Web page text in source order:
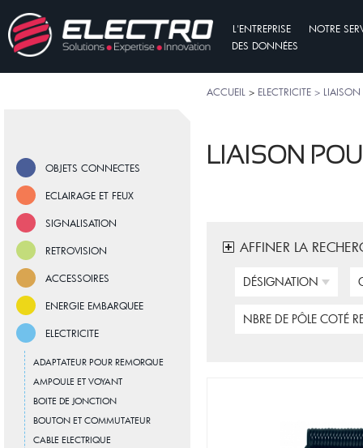
L'ENTREPRISE
NOTRE
DES DONNÉES
ACCUEIL > ELECTRICITE >
OBJETS CONNECTES
ECLAIRAGE ET FEUX
SIGNALISATION
RETROVISION
ACCESSOIRES
ENERGIE EMBARQUEE
ELECTRICITE
ADAPTATEUR POUR REMORQUE
AMPOULE ET VOYANT
BOITE DE JONCTION
BOUTON ET COMMUTATEUR
CABLE ELECTRIQUE
LIAISON
AFFINER LA
DÉSIGNATION
NBRE DE PÔLE COTÉ